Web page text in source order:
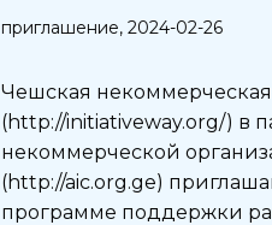
приглашение, 2024-02-26
Чешская
(http://initiativeway.org/) в
некоммерческой
(http://aic.org.ge)
программе поддержки